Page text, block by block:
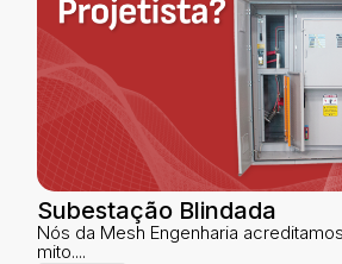
Subestação Blindada
Nós da Mesh Engenharia
mito....